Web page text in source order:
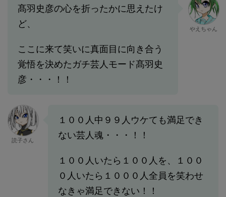
髙羽史彦の心を折ったかに思えたけ
ど、
ここに来て笑いに真面目に向き合う
覚悟を決めたガチ芸人モード髙羽史
彦・・・！！
やえちゃん
読子さん
１００人中９９人ウケても満足でき
ない芸人魂・・・！！
１００人いたら１００人を、１００
０人いたら１０００人全員を笑わせ
なきゃ満足できない！！